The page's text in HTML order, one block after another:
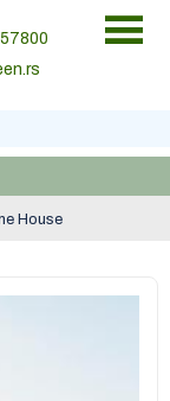
House